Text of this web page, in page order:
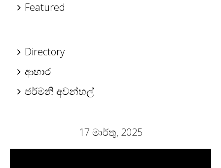
Featured
Directory
ආහාර
ජර්මනි අවන්හල්
17 මාර්තු, 2025